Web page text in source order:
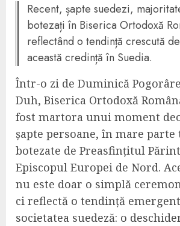
Recent, șapte suedezi,
botezați în Biserica Ortodoxă
reflectând o tendință crescută
această credință în Suedia.
Într-o zi de Duminică
Duh, Biserica Ortodoxă
fost martora unui moment
șapte persoane, în mare
botezate de Preasfințitul
Episcopul Europei de Nord.
nu este doar o simplă
ci reflectă o tendință
societatea suedeză: o